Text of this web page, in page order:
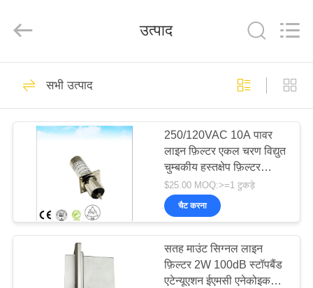
उत्पादों
Electronic
Co.,
ईएमआई पावर लाइन
फ़िल्टर
सिग्नल लाइन फ़िल्टर
34
उत्पाद
सभी उत्पाद
250/120VAC 10A पावर
लाइन फ़िल्टर एकल चरण विद्युत
चुम्बकीय हस्तक्षेप फ़िल्टर
आरएफ बंद कमरे
$25.00 MOQ:>=1 टुकड़े
चैट करना
सतह माउंट सिग्नल लाइन
फ़िल्टर 2W 100dB स्टॉपबैंड
एटेन्यूएशन ईएमसी एनेकोइक